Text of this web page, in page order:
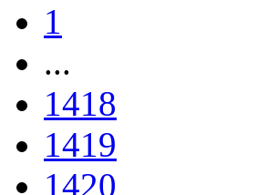
1
...
1418
1419
1420